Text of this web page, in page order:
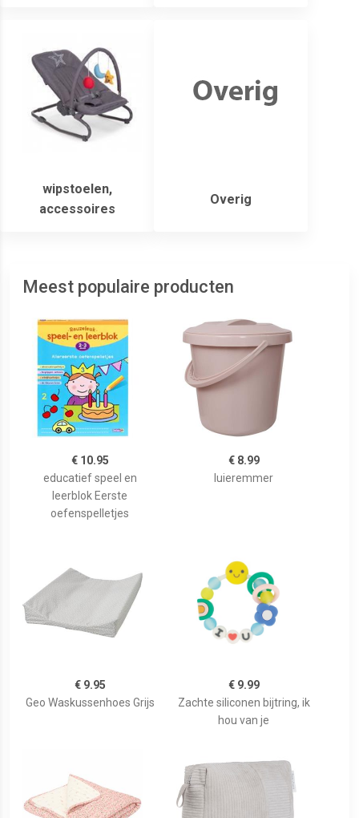
wipstoelen,
accessoires
Overig
Meest populaire producten
€ 10.95
educatief speel en
leerblok Eerste
oefenspelletjes
€ 8.99
luieremmer
€ 9.95
Geo Waskussenhoes Grijs
€ 9.99
Zachte siliconen bijtring, ik
hou van je